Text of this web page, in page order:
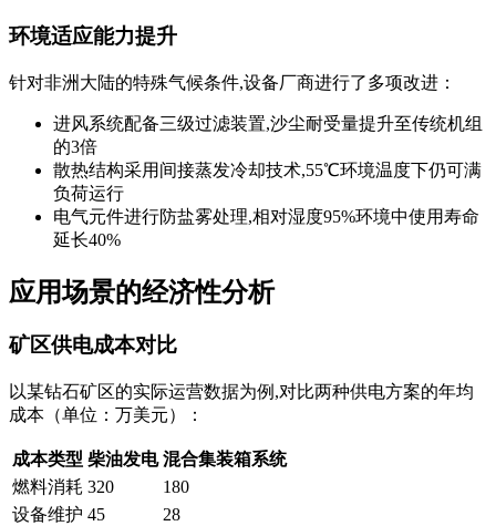
环境适应能力提升
针对非洲大陆的特殊气候条件,设备厂商进行了多项改进：
进风系统配备三级过滤装置,沙尘耐受量提升至传统机组
的3倍
散热结构采用间接蒸发冷却技术,55℃环境温度下仍可满
负荷运行
电气元件进行防盐雾处理,相对湿度95%环境中使用寿命
延长40%
应用场景的经济性分析
矿区供电成本对比
以某钻石矿区的实际运营数据为例,对比两种供电方案的年均
成本（单位：万美元）：
成本类型 柴油发电 混合集装箱系统
燃料消耗 320
180
设备维护 45
28